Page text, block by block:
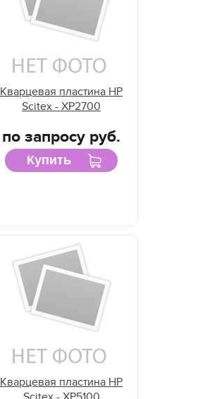
Кварцевая пластина HP
Scitex - XP2700
по запросу руб.
Купить
Кварцевая пластина HP